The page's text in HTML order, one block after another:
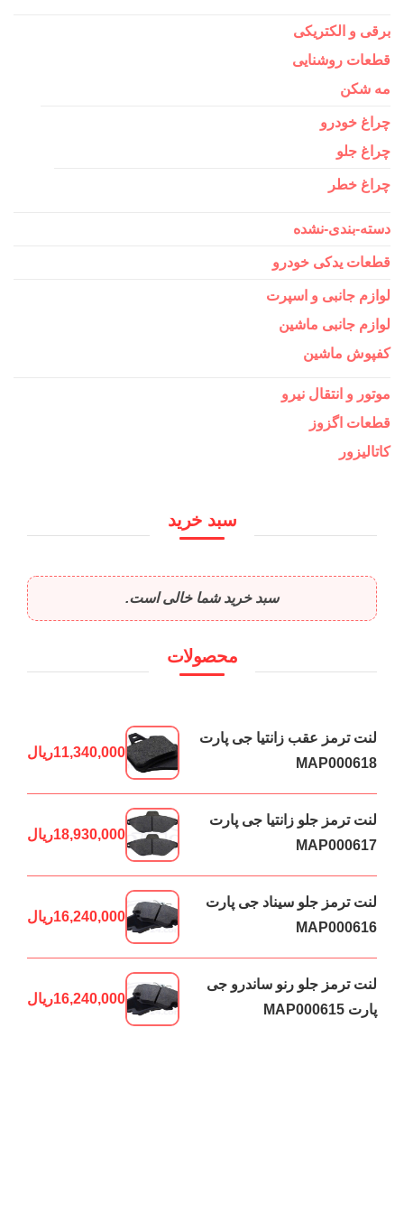
برقی و الکتریکی
قطعات روشنایی
مه شکن
چراغ خودرو
چراغ جلو
چراغ خطر
دسته-بندی-نشده
قطعات یدکی خودرو
لوازم جانبی و اسپرت
لوازم جانبی ماشین
کفپوش ماشین
موتور و انتقال نیرو
قطعات اگزوز
کاتالیزور
سبد خرید
سبد خرید شما خالی است.
محصولات
لنت ترمز عقب زانتیا جی پارت
MAP000618
11,340,000ریال
لنت ترمز جلو زانتیا جی پارت
MAP000617
18,930,000ریال
لنت ترمز جلو سیناد جی پارت
MAP000616
16,240,000ریال
لنت ترمز جلو رنو ساندرو جی
پارت MAP000615
16,240,000ریال